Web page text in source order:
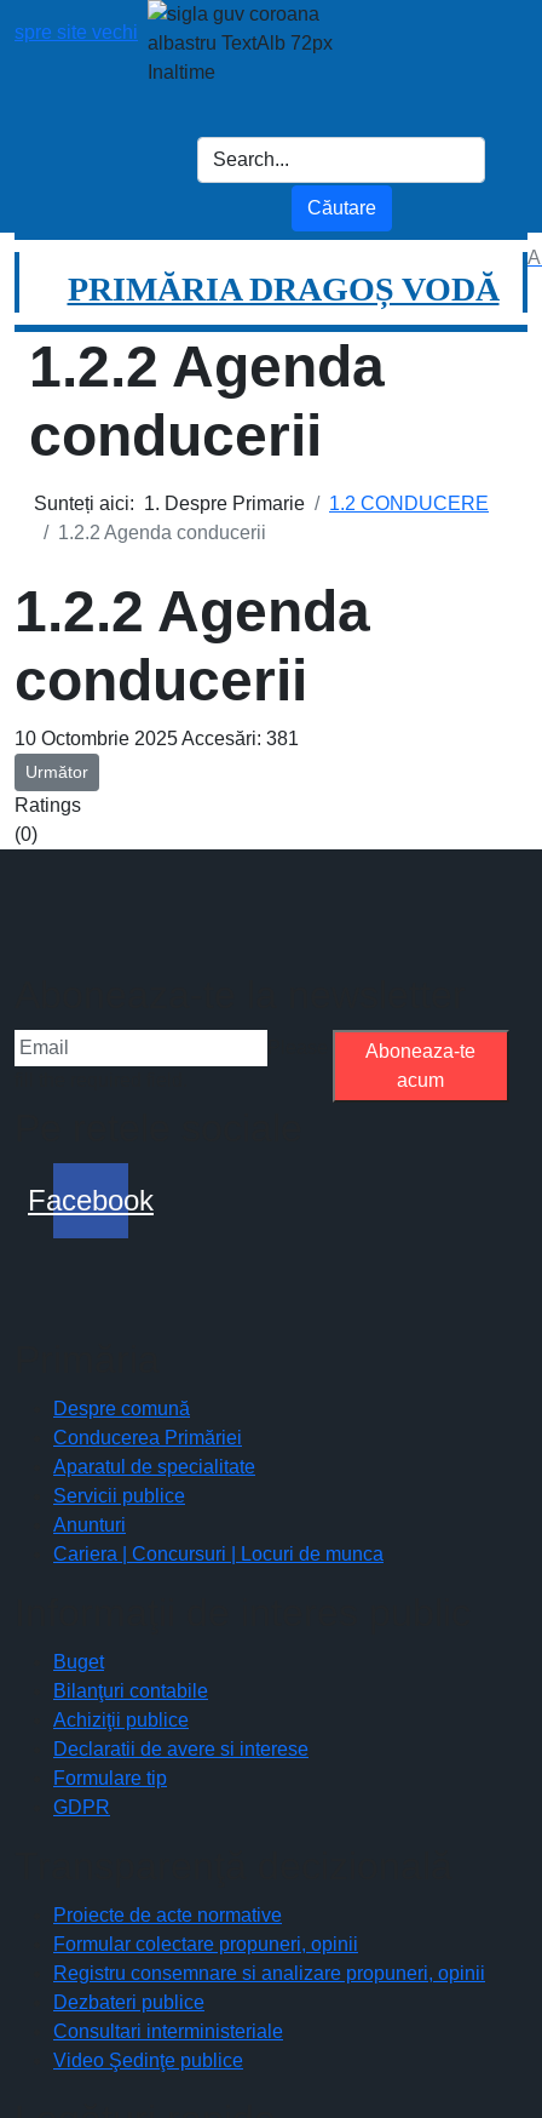
spre site vechi
PRIMĂRIA DRAGOȘ VODĂ
1.2.2 Agenda
conducerii
Sunteți aici: 1. Despre Primarie
1.2 CONDUCERE
1.2.2 Agenda conducerii
1.2.2 Agenda
conducerii
10 Octombrie 2025Accesări: 381
Articolul următor: Legislatie
Următor
Ratings
(0)
Aboneaza-te
acum
Facebook
Despre comună
Conducerea Primăriei
Aparatul de specialitate
Servicii publice
Anunturi
Cariera | Concursuri | Locuri de munca
Buget
Bilanţuri contabile
Achiziţii publice
Declaratii de avere si interese
Formulare tip
GDPR
Proiecte de acte normative
Formular colectare propuneri, opinii
Registru consemnare si analizare propuneri, opinii
Dezbateri publice
Consultari interministeriale
Video Şedinţe publice